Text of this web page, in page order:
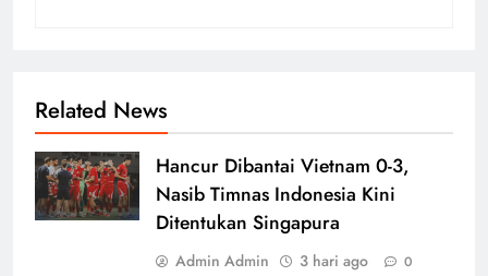
Related News
Hancur Dibantai Vietnam 0-3,
Nasib Timnas Indonesia Kini
Ditentukan Singapura
Admin Admin 3 hari ago 0